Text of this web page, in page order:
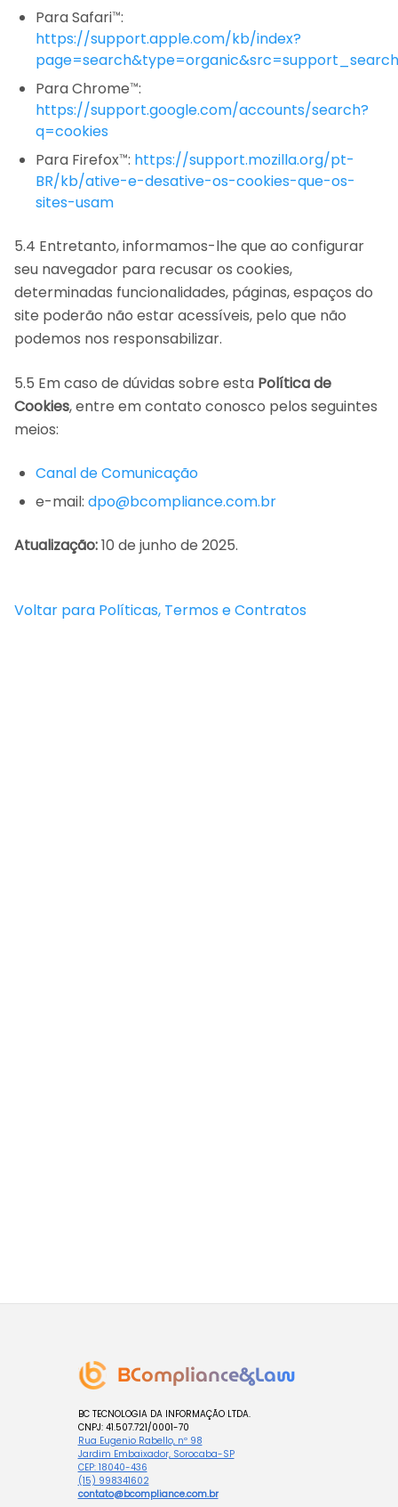
Para Safari™:
https://support.apple.com/kb/index?
Para Chrome™:
https://support.google.com/accounts/search?
q=cookies
Para Firefox™: https://support.mozilla.org/pt-
BR/kb/ative-e-desative-os-cookies-que-os-
sites-usam
5.4 Entretanto, informamos-lhe que ao configurar
seu navegador para recusar os cookies,
determinadas funcionalidades, páginas, espaços do
site poderão não estar acessíveis, pelo que não
podemos nos responsabilizar.
5.5 Em caso de dúvidas sobre esta Política de
Cookies, entre em contato conosco pelos seguintes
meios:
Canal de Comunicação
e-mail: dpo@bcompliance.com.br
Atualização:10 de junho de 2025.
Voltar para Políticas, Termos e Contratos
BCompliance&Law
BC TECNOLOGIA DA INFORMAÇÃO LTDA.
CNPJ: 41.507.721/0001-70
Rua Eugenio Rabello, nº 98
Jardim Embaixador, Sorocaba-SP
CEP: 18040-436
(15) 998341602
contato@bcompliance.com.br